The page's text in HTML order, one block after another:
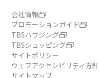
会社情報
プロモーションガイド
TBSハウジング
TBSショッピング
サイトポリシー
ウェブアクセシビリティ方針
サイトマップ